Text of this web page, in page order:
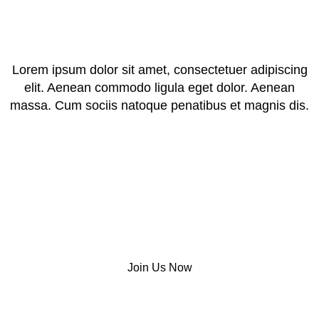
Lorem ipsum dolor sit amet, consectetuer adipiscing
elit. Aenean commodo ligula eget dolor. Aenean
massa. Cum sociis natoque penatibus et magnis dis.
Join Us Now